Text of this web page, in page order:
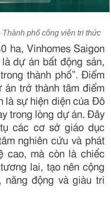
phố công viên tri thức
ha, Vinhomes Saigon
dự án bất động sản,
thành phố”. Điểm
trở thành tâm điểm
là sự hiện diện của Đô
trong lòng dự án. Đây
các cơ sở giáo dục
nghiên cứu và phát
cao, mà còn là chiếc
lai, tạo nên cộng
năng động và giàu tri